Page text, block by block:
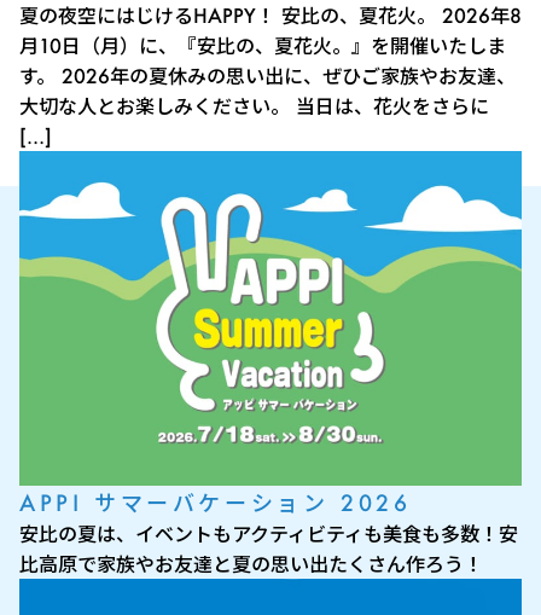
夏の夜空にはじけるHAPPY！ 安比の、夏花火。 2026年8
月10日（月）に、『安比の、夏花火。』を開催いたしま
す。 2026年の夏休みの思い出に、ぜひご家族やお友達、
大切な人とお楽しみください。 当日は、花火をさらに
[…]
APPI サマーバケーション 2026
安比の夏は、イベントもアクティビティも美食も多数！安
比高原で家族やお友達と夏の思い出たくさん作ろう！